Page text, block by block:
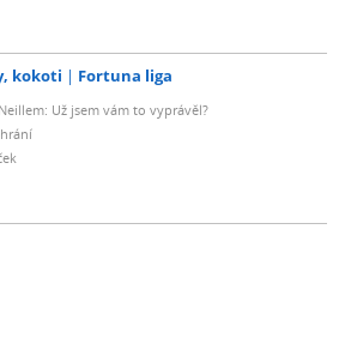
kokoti Fortuna liga
Už jsem vám to vyprávěl?